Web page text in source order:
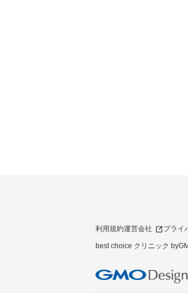
利用規約運営会社 プライ
best choice クリニック